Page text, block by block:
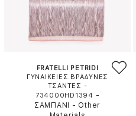
FRATELLI PETRIDI
ΓΥΝΑΙΚΕΙΕΣ ΒΡΑΔΥΝΕΣ
ΤΣΑΝΤΕΣ -
734000HD1394 -
ΣΑΜΠΑΝΙ
- Other